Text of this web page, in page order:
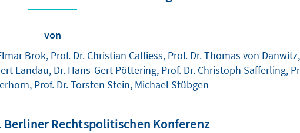
von
Brok, Prof. Dr. Christian Calliess, Prof. Dr. Thomas von
Landau, Dr. Hans-Gert Pöttering, Prof. Dr. Christoph Safferling,
Prof. Dr. Torsten Stein, Michael Stübgen
Berliner Rechtspolitischen Konferenz